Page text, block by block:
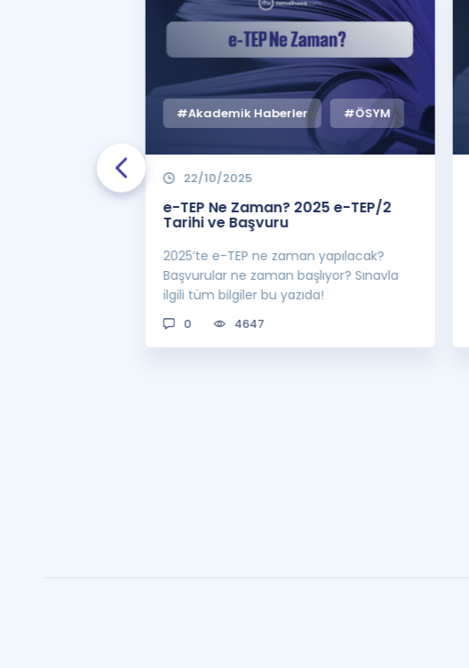
#Akademik Haberler #ÖSYM
22/10/2025
e-TEP Ne Zaman? 2025 e-TEP/2
Tarihi ve Başvuru
2025’te e-TEP ne zaman yapılacak?
Başvurular ne zaman başlıyor? Sınavla
ilgili tüm bilgiler bu yazıda!
0 4647